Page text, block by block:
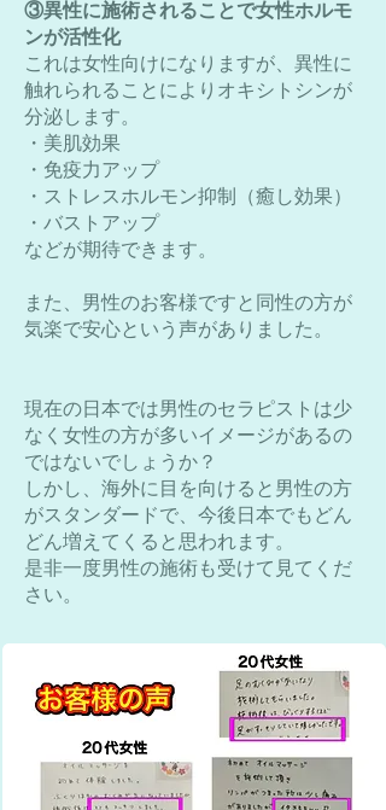
③異性に施術されることで女性ホルモ
ンが活性化
これは女性向けになりますが、異性に
触れられることによりオキシトシンが
分泌します。
・美肌効果
・免疫力アップ
・ストレスホルモン抑制（癒し効果）
・バストアップ
​などが期待できます。
また、男性のお客様ですと同性の方が
気楽で安心という声がありました。
現在の日本では男性のセラピストは少
なく女性の方が多いイメージがあるの
ではないでしょうか？
​しかし、海外に目を向けると男性の方
がスタンダードで、今後日本でもどん
どん増えてくると思われます。
​是非一度男性の施術も受けて見てくだ
さい。